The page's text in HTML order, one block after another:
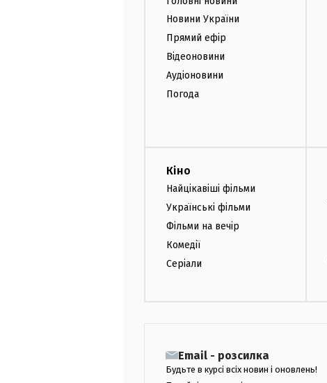
Новини України
Прямий ефір
Відеоновини
Аудіоновини
Погода
Кіно
Найцікавіші фільми
Українські фільми
Фільми на вечір
Комедії
Серіали
Email - розсилка
Будьте в курсі всіх новин і оновлень!